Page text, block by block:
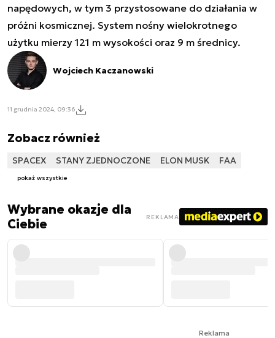
napędowych, w tym 3 przystosowane do działania w
próżni kosmicznej. System nośny wielokrotnego
użytku mierzy 121 m wysokości oraz 9 m średnicy.
Wojciech Kaczanowski
11 grudnia 2024, 09:36
Zobacz również
SPACEX STANY ZJEDNOCZONE ELON MUSK FAA
pokaż wszystkie
Wybrane okazje dla
Ciebie
REKLAMA
Reklama